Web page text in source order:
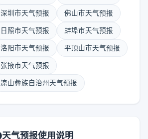
深圳市天气预报 佛山市天气预报
日照市天气预报 蚌埠市天气预报
洛阳市天气预报 平顶山市天气预报
张掖市天气预报
凉山彝族自治州天气预报
天气预报使用说明